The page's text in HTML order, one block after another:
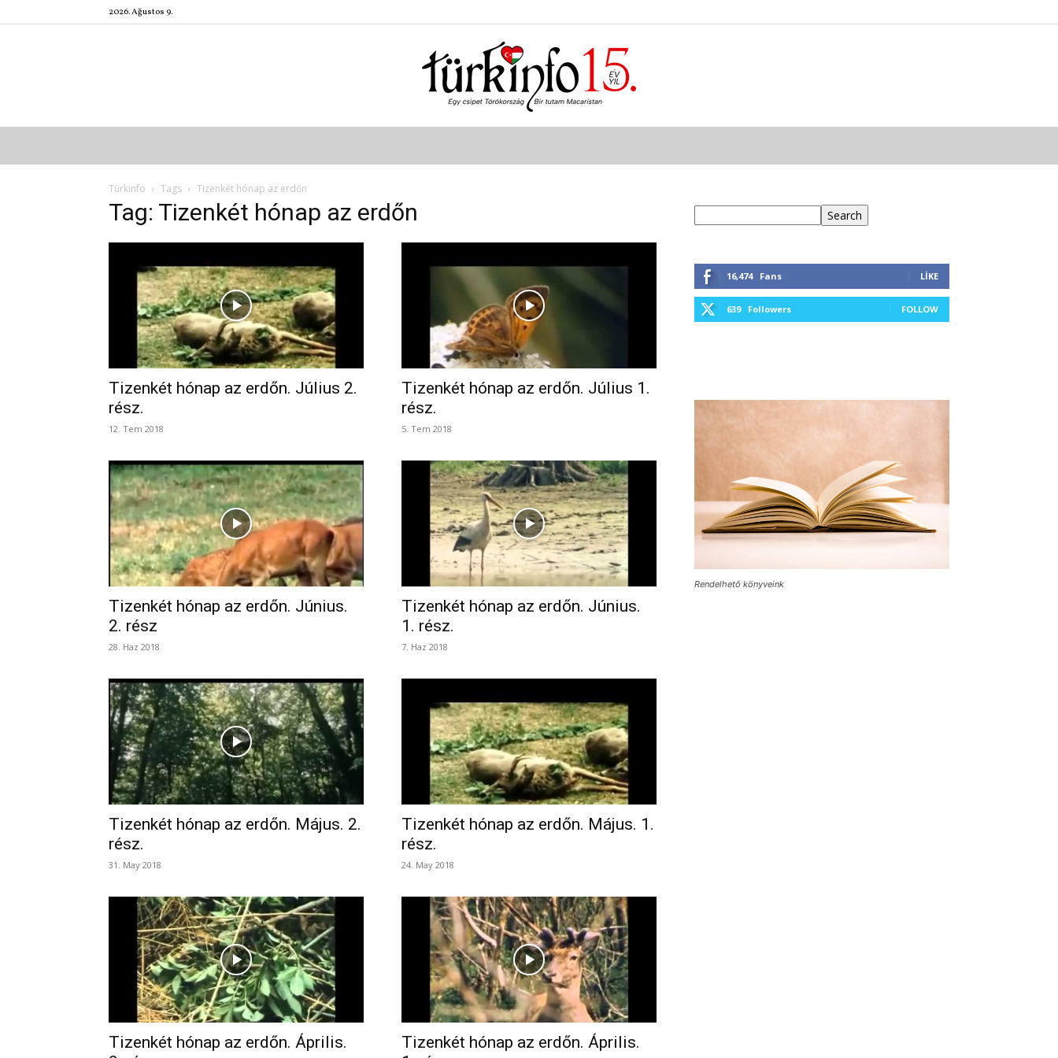
2026. Ağustos 9.
Türkinfo
Türkinfo Tags Tizenkét hónap az erdőn
Tag: Tizenkét hónap az erdőn
Tizenkét hónap az erdőn. Július 2.
rész.
12. Tem 2018
Tizenkét hónap az erdőn. Július 1.
rész.
5. Tem 2018
Tizenkét hónap az erdőn. Június.
2. rész
28. Haz 2018
Tizenkét hónap az erdőn. Június.
1. rész.
7. Haz 2018
Tizenkét hónap az erdőn. Május. 2.
rész.
31. May 2018
Tizenkét hónap az erdőn. Május. 1.
rész.
24. May 2018
Tizenkét hónap az erdőn. Április.
Tizenkét hónap az erdőn. Április.
Search
16,474 Fans LIKE
639 Followers FOLLOW
Rendelhető könyveink